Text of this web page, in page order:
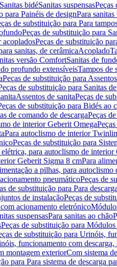
bidéSanitas suspensasPeças
para Painéis de designPara sanitas
de substituição para Para
Peças de substituição para
acopladosPeças de substituição
sanitas, de cerâmicaAcoplado
versão ComfortSanitas de
profundo extensíveisTampos de
Peças de substituição para
de substituição para Sanitas
Assentos de sanitaPeças de
de substituição para Bidés ao
de comando de descargaPeças
de interior Geberit Omega
Para autoclismo de interior
Peças de substituição para
para autoclismo de
Geberit Sigma 8 cmPara
a pilhas, para
pneumáticoPeças de
de substituição para Para
de instalaçãoPeças de
acionamento eletrónico
suspensasPara sanitas ao chão
Peças de substituição para
de substituição para Urinóis,
funcionamento com descarga,
montagem exteriorCom sistema
para Para sistema de descarga